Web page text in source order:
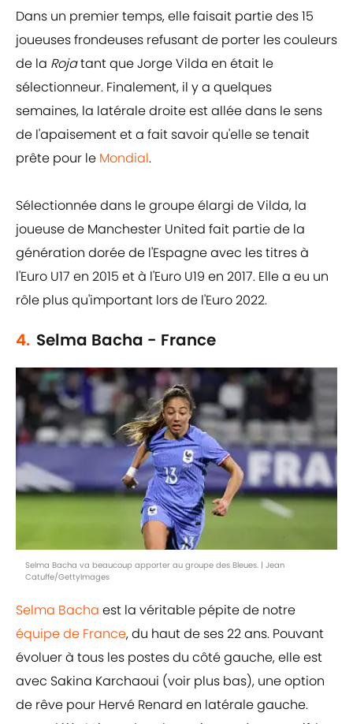
Dans un premier temps, elle faisait partie des 15
joueuses frondeuses refusant de porter les couleurs
de la Rojatant que Jorge Vilda en était le
sélectionneur. Finalement, il y a quelques
semaines, la latérale droite est allée dans le sens
de l'apaisement et a fait savoir qu'elle se tenait
prête pour le Mondial.
Sélectionnée dans le groupe élargi de Vilda, la
joueuse de Manchester United fait partie de la
génération dorée de l'Espagne avec les titres à
l'Euro U17 en 2015 et à l'Euro U19 en 2017. Elle a eu un
rôle plus qu'important lors de l'Euro 2022.
4. Selma Bacha - France
Selma Bacha va beaucoup apporter au groupe des Bleues. | Jean
Catuffe/GettyImages
Selma Bacha est la véritable pépite de notre
équipe de France, du haut de ses 22 ans. Pouvant
évoluer à tous les postes du côté gauche, elle est
avec Sakina Karchaoui (voir plus bas), une option
de rêve pour Hervé Renard en latérale gauche.